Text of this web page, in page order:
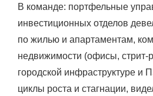
В команде: портфельные
инвестиционных отделов
по жилью и апартаментам,
недвижимости (офисы, стрит-
городской инфраструктуре и
циклы роста и стагнации,